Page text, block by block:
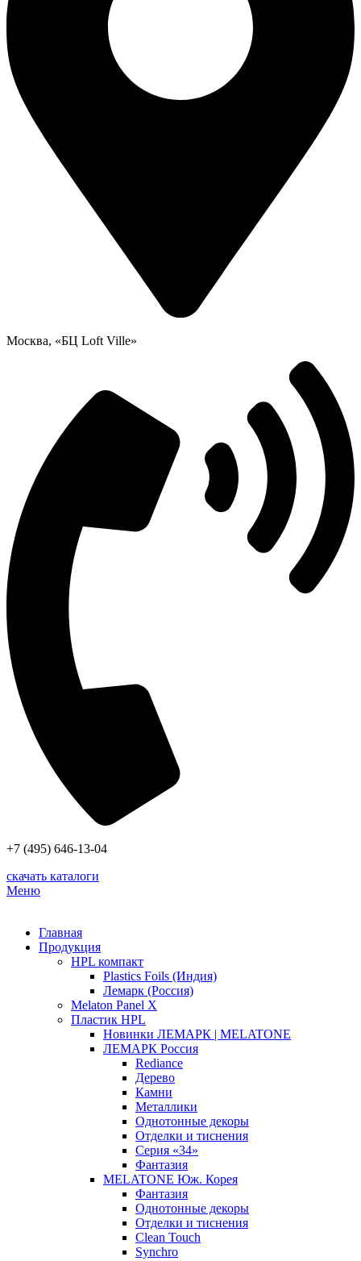
Москва, «БЦ Loft Ville»
+7 (495) 646-13-04
скачать каталоги
Меню
Главная
Продукция
HPL компакт
Plastics Foils (Индия)
Лемарк (Россия)
Melaton Panel X
Пластик HPL
Новинки ЛЕМАРК | MELATONE
ЛЕМАРК Россия
Rediance
Дерево
Камни
Металлики
Однотонные декоры
Отделки и тиснения
Серия «34»
Фантазия
MELATONE Юж. Корея
Фантазия
Однотонные декоры
Отделки и тиснения
Clean Touch
Synchro